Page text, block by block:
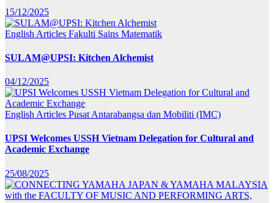
15/12/2025
English Articles Fakulti Sains Matematik
SULAM@UPSI: Kitchen Alchemist
04/12/2025
English Articles Pusat Antarabangsa dan Mobiliti (IMC)
UPSI Welcomes USSH Vietnam Delegation for Cultural and
Academic Exchange
25/08/2025